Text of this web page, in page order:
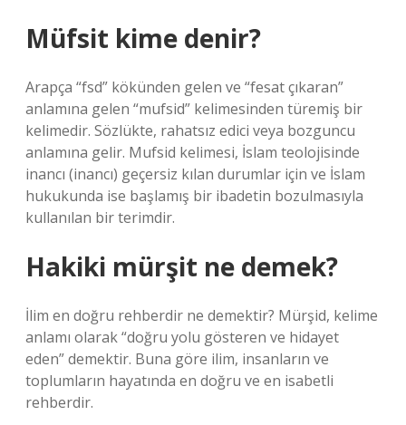
Müfsit kime denir?
Arapça “fsd” kökünden gelen ve “fesat çıkaran”
anlamına gelen “mufsid” kelimesinden türemiş bir
kelimedir. Sözlükte, rahatsız edici veya bozguncu
anlamına gelir. Mufsid kelimesi, İslam teolojisinde
inancı (inancı) geçersiz kılan durumlar için ve İslam
hukukunda ise başlamış bir ibadetin bozulmasıyla
kullanılan bir terimdir.
Hakiki mürşit ne demek?
İlim en doğru rehberdir ne demektir? Mürşid, kelime
anlamı olarak “doğru yolu gösteren ve hidayet
eden” demektir. Buna göre ilim, insanların ve
toplumların hayatında en doğru ve en isabetli
rehberdir.